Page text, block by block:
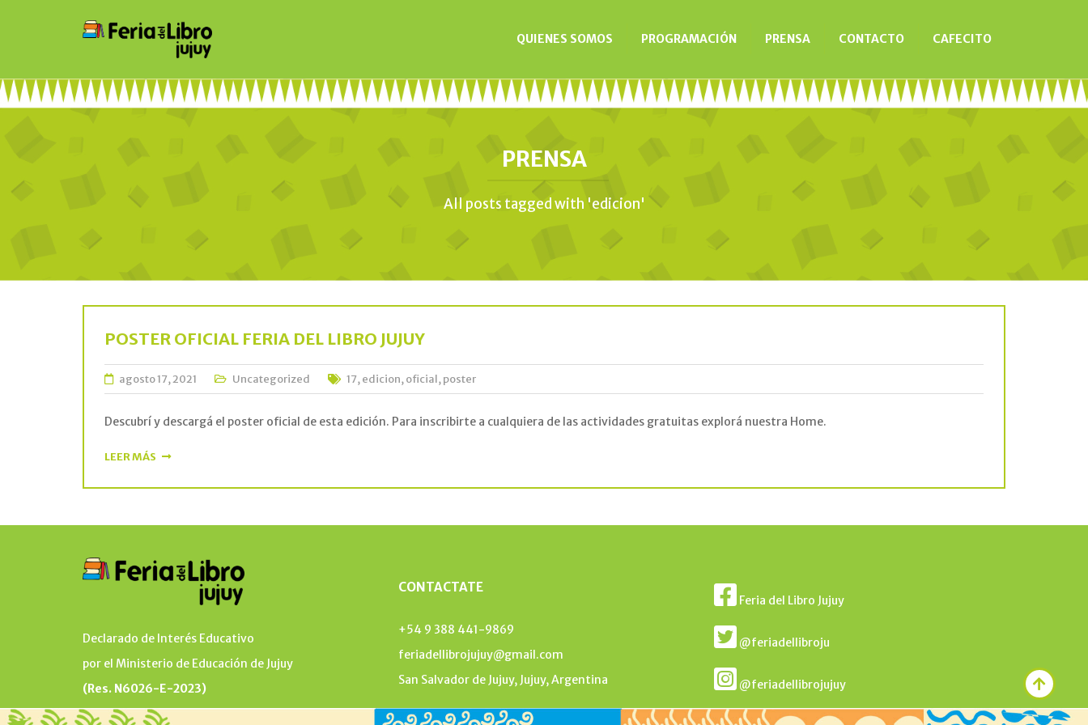
QUIENES SOMOS PROGRAMACIÓN PRENSA CONTACTO CAFECITO
PRENSA
All posts tagged with 'edicion'
POSTER OFICIAL FERIA DEL LIBRO JUJUY
agosto 17, 2021 Uncategorized 17,edicion,oficial,poster
Descubrí y descargá el poster oficial de esta edición. Para inscribirte a cualquiera de las actividades gratuitas explorá nuestra Home.
LEER MÁS
Declarado de Interés Educativo
por el Ministerio de Educación de Jujuy
(Res. N6026-E-2023)
CONTACTATE
+54 9 388 441-9869
feriadellibrojujuy@gmail.com
San Salvador de Jujuy, Jujuy, Argentina
Feria del Libro Jujuy
@feriadellibroju
@feriadellibrojujuy